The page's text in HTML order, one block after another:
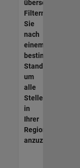
übersetzt.
Filtern
Sie
nach
einem
bestimmten
Standort,
um
alle
Stellenangebote
in
Ihrer
Region
anzuzeigen.